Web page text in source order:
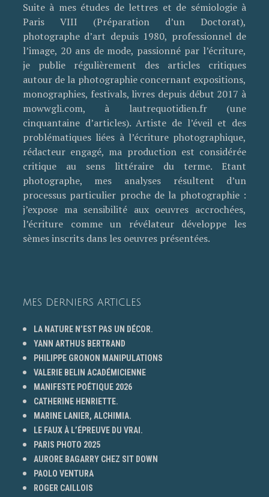
Suite à mes études de lettres et de sémiologie à
Paris VIII (Préparation d’un Doctorat),
photographe d’art depuis 1980, professionnel de
l’image, 20 ans de mode, passionné par l’écriture,
je publie régulièrement des articles critiques
autour de la photographie concernant expositions,
monographies, festivals, livres depuis début 2017 à
mowwgli.com, à lautrequotidien.fr (une
cinquantaine d’articles). Artiste de l’éveil et des
problématiques liées à l’écriture photographique,
rédacteur engagé, ma production est considérée
critique au sens littéraire du terme. Etant
photographe, mes analyses résultent d’un
processus particulier proche de la photographie :
j’expose ma sensibilité aux oeuvres accrochées,
l’écriture comme un révélateur développe les
sèmes inscrits dans les oeuvres présentées.
MES DERNIERS ARTICLES
LA NATURE N’EST PAS UN DÉCOR.
YANN ARTHUS BERTRAND
PHILIPPE GRONON MANIPULATIONS
VALERIE BELIN ACADÉMICIENNE
MANIFESTE POÉTIQUE 2026
CATHERINE HENRIETTE.
MARINE LANIER, ALCHIMIA.
LE FAUX À L’ÉPREUVE DU VRAI.
PARIS PHOTO 2025
AURORE BAGARRY CHEZ SIT DOWN
PAOLO VENTURA
ROGER CAILLOIS